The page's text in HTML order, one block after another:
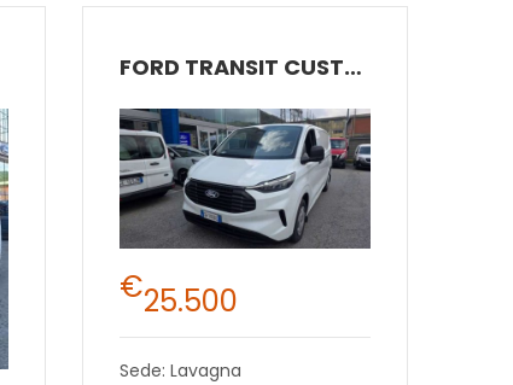
FORD TRANSIT CUSTOM
€25.500
Sede: Lavagna